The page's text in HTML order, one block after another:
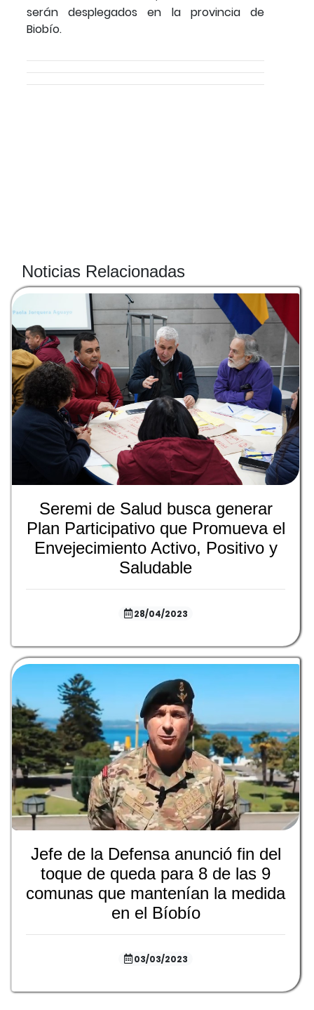
serán desplegados en la provincia de
Biobío.
Noticias Relacionadas
Seremi de Salud busca generar
Plan Participativo que Promueva el
Envejecimiento Activo, Positivo y
Saludable
28/04/2023
Jefe de la Defensa anunció fin del
toque de queda para 8 de las 9
comunas que mantenían la medida
en el Bíobío
03/03/2023